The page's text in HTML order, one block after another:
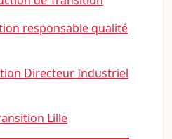
responsable qualité
Directeur Industriel
Lille